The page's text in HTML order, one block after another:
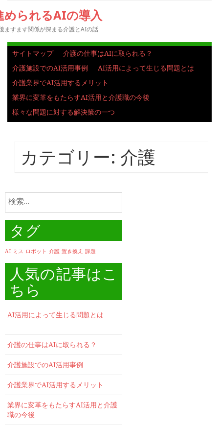
められるAIの導入
ますます関係が深まる介護とAIの話
サイトマップ
介護の仕事はAIに取られる？
介護施設でのAI活用事例
AI活用によって生じる問題とは
介護業界でAI活用するメリット
業界に変革をもたらすAI活用と介護職の今後
様々な問題に対する解決策の一つ
カテゴリー: 介護
検
索:
タグ
AI ミス ロボット 介護 置き換え 課題
人気の記事はこ
ちら
AI活用によって生じる問題とは
介護の仕事はAIに取られる？
介護施設でのAI活用事例
介護業界でAI活用するメリット
業界に変革をもたらすAI活用と介護
職の今後